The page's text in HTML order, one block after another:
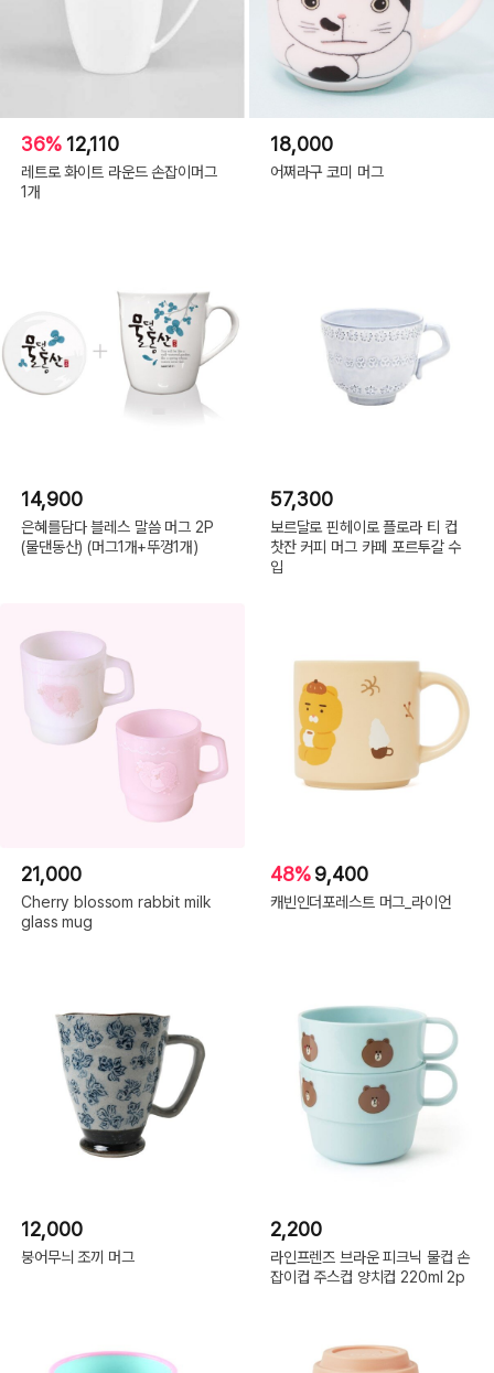
36% 12,110
레트로 화이트 라운드 손잡이머그
1개
18,000
어쩌라구 코미 머그
14,900
은혜를담다 블레스 말씀 머그 2P
(물댄동산) (머그1개+뚜껑1개)
57,300
보르달로 핀헤이로 플로라 티 컵
찻잔 커피 머그 카페 포르투갈 수
입
21,000
Cherry blossom rabbit milk
glass mug
48%9,400
캐빈인더포레스트 머그_라이언
12,000
붕어무늬 조끼 머그
2,200
라인프렌즈 브라운 피크닉 물컵 손
잡이컵 주스컵 양치컵 220ml 2p